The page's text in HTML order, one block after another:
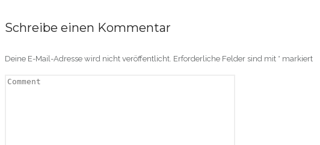
Schreibe einen Kommentar
Deine E-Mail-Adresse wird nicht veröffentlicht. Erforderliche Felder sind mit * markiert